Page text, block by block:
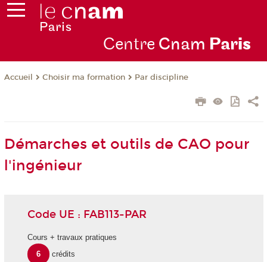
Centre Cnam Paris
Accueil Choisir ma formation Par discipline
Démarches et outils de CAO pour
l'ingénieur
Code UE : FAB113-PAR
Cours + travaux pratiques
6
crédits